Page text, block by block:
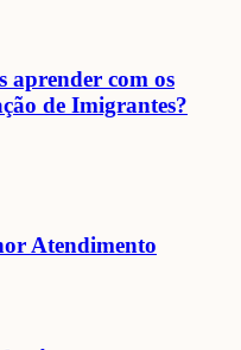
aprender com os
de Imigrantes?
Atendimento